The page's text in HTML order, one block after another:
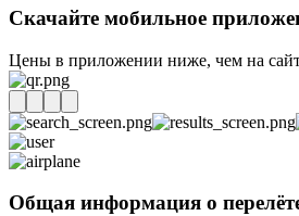
Скачайте мобильное
Цены в приложении ниже, чем на
Общая информация о